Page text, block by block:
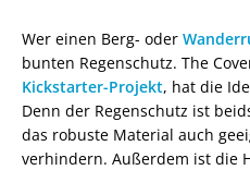
Wer einen Berg- oder
bunten Regenschutz. The
Kickstarter-Projekt, hat die
Denn der Regenschutz ist
das robuste Material auch
verhindern. Außerdem ist die